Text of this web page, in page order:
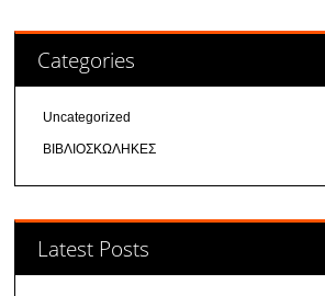
Categories
Uncategorized
ΒΙΒΛΙΟΣΚΩΛΗΚΕΣ
Latest Posts